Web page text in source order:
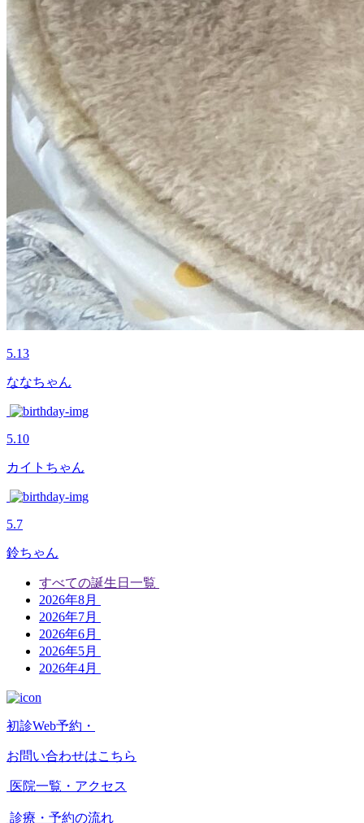
5.13
ななちゃん
5.10
カイトちゃん
5.7
鈴ちゃん
すべての誕生日一覧
2026年8月
2026年7月
2026年6月
2026年5月
2026年4月
初診Web予約・
お問い合わせはこちら
医院一覧・アクセス
診療・予約の流れ